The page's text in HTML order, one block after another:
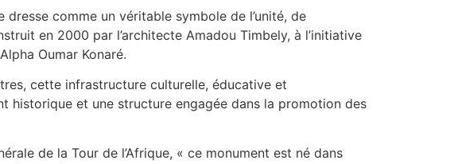
dresse comme un véritable symbole de l’unité, de
en 2000 par l’architecte Amadou Timbely, à l’initiative
Oumar Konaré.
cette infrastructure culturelle, éducative et
historique et une structure engagée dans la promotion des
de la Tour de l’Afrique, « ce monument est né dans